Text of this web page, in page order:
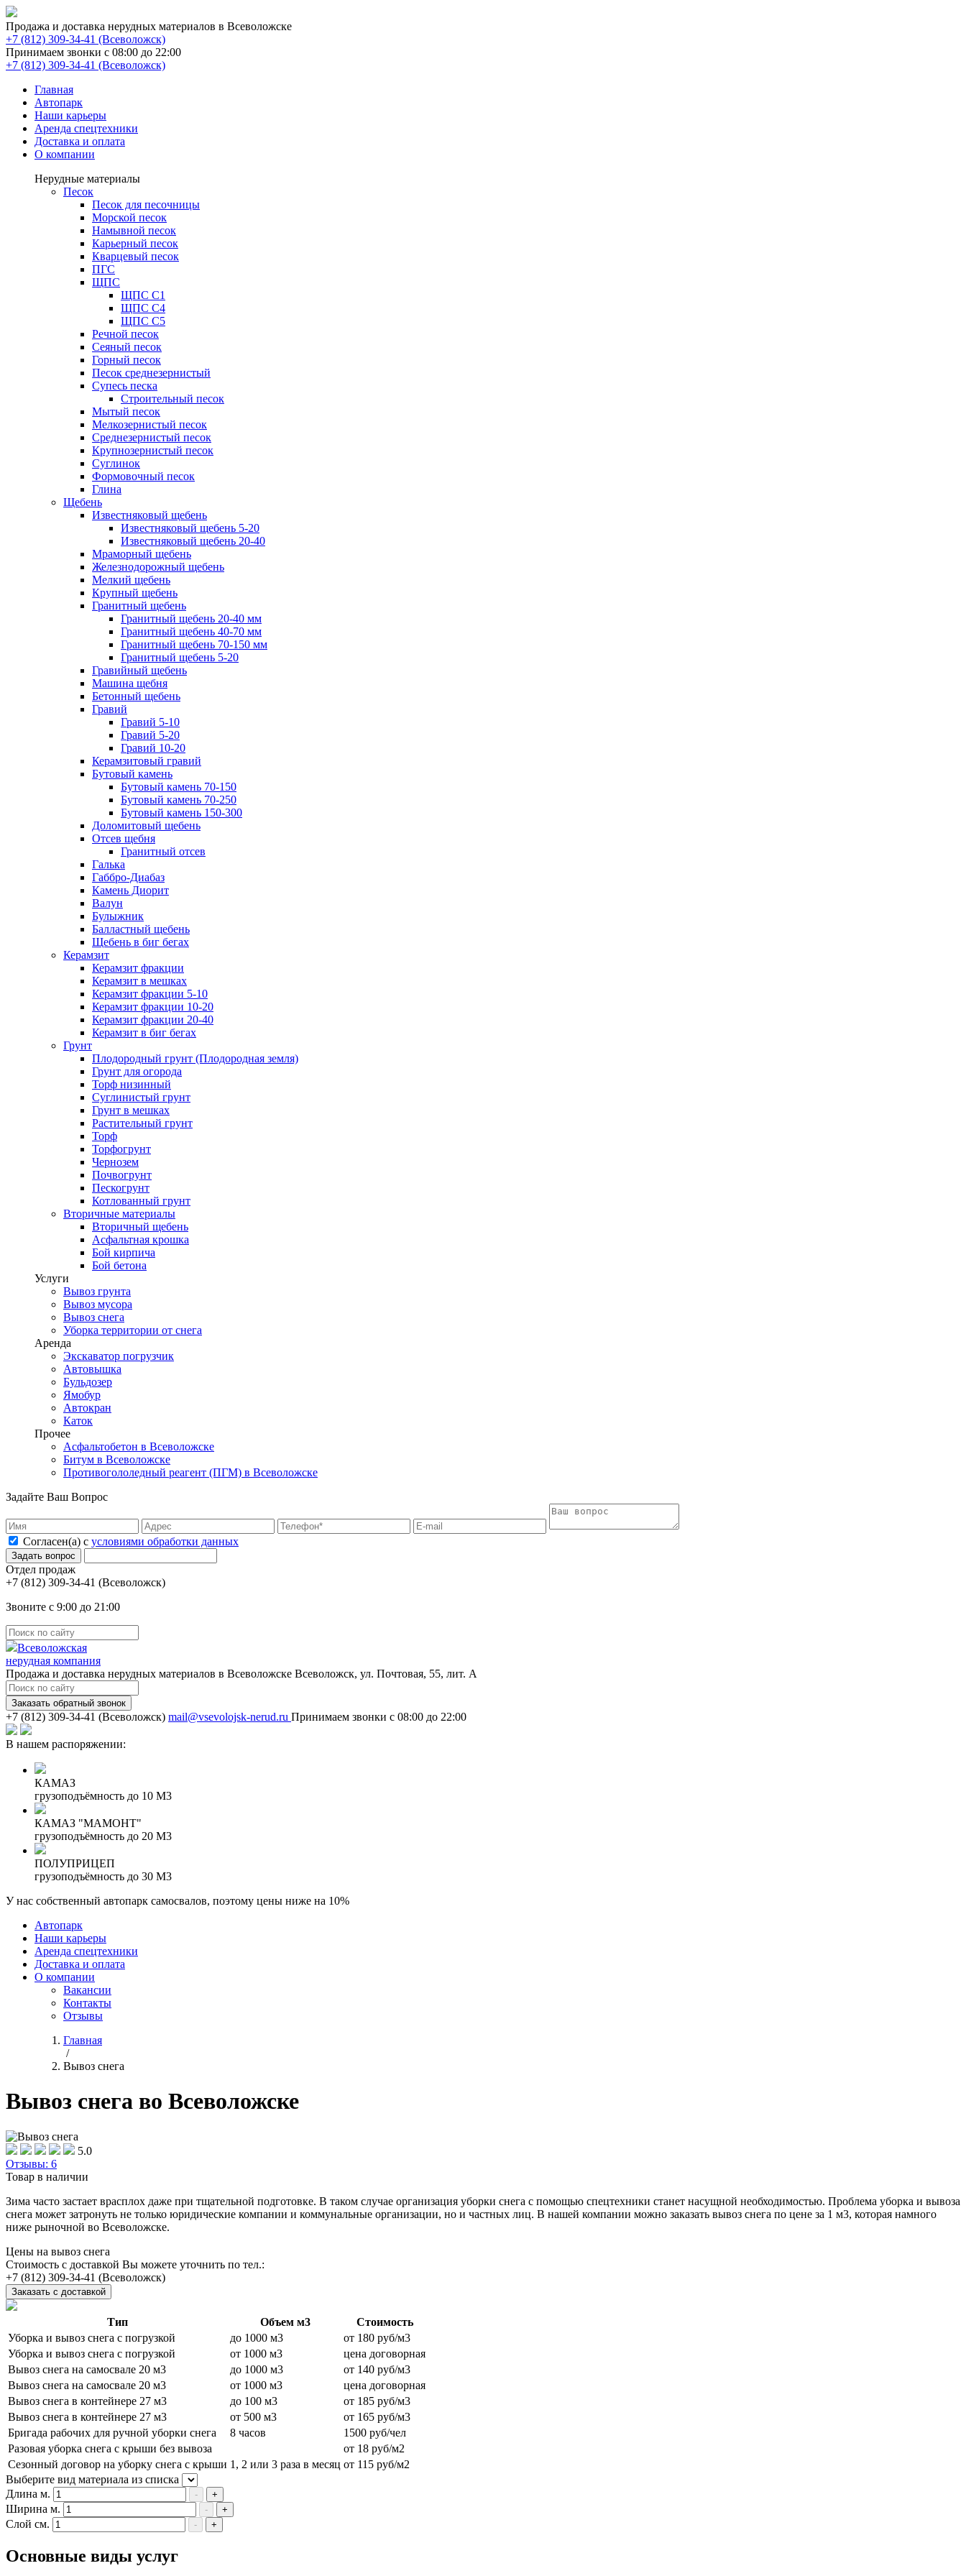
Продажа и доставка нерудных материалов в Всеволожске
(Всеволожск)
Принимаем звонки с 08:00 до 22:00
(Всеволожск)
Главная
Автопарк
Наши карьеры
Аренда спецтехники
Доставка и оплата
О компании
Нерудные материалы
Песок
Песок для песочницы
Морской песок
Намывной песок
Карьерный песок
Кварцевый песок
ПГС
ЩПС
ЩПС С1
ЩПС С4
ЩПС С5
Речной песок
Сеяный песок
Горный песок
Песок среднезернистый
Супесь песка
Строительный песок
Мытый песок
Мелкозернистый песок
Среднезернистый песок
Крупнозернистый песок
Суглинок
Формовочный песок
Глина
Щебень
Известняковый щебень
Известняковый щебень 5-20
Известняковый щебень 20-40
Мраморный щебень
Железнодорожный щебень
Мелкий щебень
Крупный щебень
Гранитный щебень
Гранитный щебень 20-40 мм
Гранитный щебень 40-70 мм
Гранитный щебень 70-150 мм
Гранитный щебень 5-20
Гравийный щебень
Машина щебня
Бетонный щебень
Гравий
Гравий 5-10
Гравий 5-20
Гравий 10-20
Керамзитовый гравий
Бутовый камень
Бутовый камень 70-150
Бутовый камень 70-250
Бутовый камень 150-300
Доломитовый щебень
Отсев щебня
Гранитный отсев
Галька
Габбро-Диабаз
Камень Диорит
Валун
Булыжник
Балластный щебень
Щебень в биг бегах
Керамзит
Керамзит фракции
Керамзит в мешках
Керамзит фракции 5-10
Керамзит фракции 10-20
Керамзит фракции 20-40
Керамзит в биг бегах
Грунт
Плодородный грунт (Плодородная земля)
Грунт для огорода
Торф низинный
Суглинистый грунт
Грунт в мешках
Растительный грунт
Торф
Торфогрунт
Чернозем
Почвогрунт
Пескогрунт
Котлованный грунт
Вторичные материалы
Вторичный щебень
Асфальтная крошка
Бой кирпича
Бой бетона
Услуги
Вывоз грунта
Вывоз мусора
Вывоз снега
Уборка территории от снега
Аренда
Экскаватор погрузчик
Автовышка
Бульдозер
Ямобур
Автокран
Каток
Прочее
Асфальтобетон в Всеволожске
Битум в Всеволожске
Противогололедный реагент (ПГМ) в Всеволожске
Задайте Ваш Вопрос
Согласен(а) с условиями обработки данных
Отдел продаж
(Всеволожск)
Звоните с 9:00 до 21:00
Всеволожская
нерудная компания
Продажа и доставка нерудных материалов в Всеволожске Всеволожск, ул. Почтовая, 55, лит. А
Заказать обратный звонок
(Всеволожск) mail@vsevolojsk-nerud.ru Принимаем звонки с 08:00 до 22:00
В нашем распоряжении:
КАМАЗ
грузоподъёмность до 10 М3
КАМАЗ "МАМОНТ"
грузоподъёмность до 20 М3
ПОЛУПРИЦЕП
грузоподъёмность до 30 М3
У нас собственный автопарк самосвалов, поэтому цены ниже на 10%
Автопарк
Наши карьеры
Аренда спецтехники
Доставка и оплата
О компании
Вакансии
Контакты
Отзывы
Главная
/
Вывоз снега
Вывоз снега во Всеволожске
5.0
Отзывы: 6
Товар в наличии
Зима часто застает врасплох даже при тщательной подготовке. В таком случае организация уборки снега с помощью спецтехники станет насущной необходимостью. Проблема уборка и вывоза
снега может затронуть не только юридические компании и коммунальные организации, но и частных лиц. В нашей компании можно заказать вывоз снега по цене за 1 м3, которая намного
ниже рыночной во Всеволожске.
Цены на вывоз снега
Стоимость с доставкой Вы можете уточнить по тел.:
(Всеволожск)
Заказать с доставкой
Тип Объем м3
Стоимость
Уборка и вывоз снега с погрузкой
до 1000 м3
от 180 руб/м3
Уборка и вывоз снега с погрузкой
от 1000 м3
цена договорная
Вывоз снега на самосвале 20 м3
до 1000 м3
от 140 руб/м3
Вывоз снега на самосвале 20 м3
от 1000 м3
цена договорная
Вывоз снега в контейнере 27 м3
до 100 м3
от 185 руб/м3
Вывоз снега в контейнере 27 м3
от 500 м3
от 165 руб/м3
Бригада рабочих для ручной уборки снега
8 часов
1500 руб/чел
Разовая уборка снега с крыши без вывоза
от 18 руб/м2
Сезонный договор на уборку снега с крыши 1, 2 или 3 раза в месяц от 115 руб/м2
Выберите вид материала из списка
Длина м.
- +
Ширина м. - +
Слой см. - +
Основные виды услуг